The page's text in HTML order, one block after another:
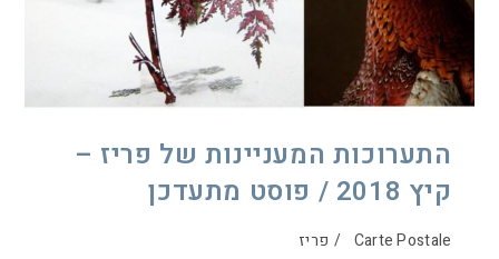
התערוכות המעניינות של פריז –
קיץ 2018 / פוסט מתעדכן
Carte Postale
/ פריז